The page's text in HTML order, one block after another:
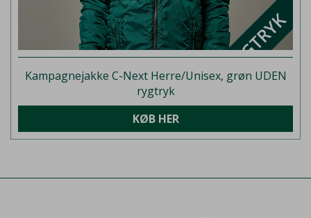
Kampagnejakke C-Next Herre/Unisex, grøn UDEN
rygtryk
KØB HER